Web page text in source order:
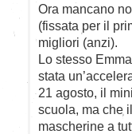
Ora mancano
(fissata per il
migliori (anzi).
Lo stesso
stata
21 agosto, il
scuola, ma che
mascherine a